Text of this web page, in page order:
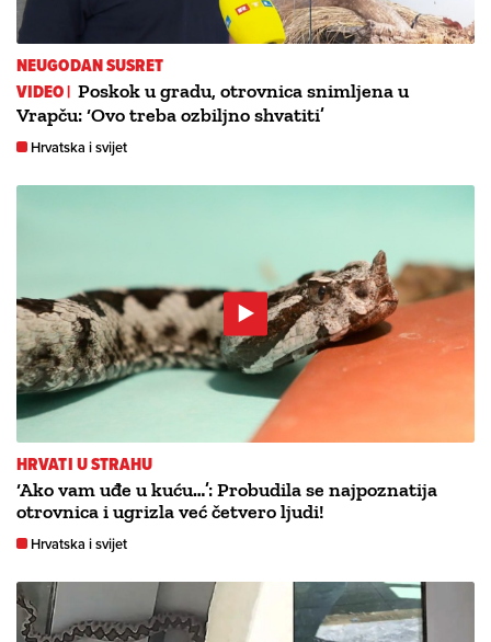
NEUGODAN SUSRET
VIDEO | Poskok u gradu, otrovnica snimljena u
Vrapču: ‘Ovo treba ozbiljno shvatiti’
Hrvatska i svijet
HRVATI U STRAHU
‘Ako vam uđe u kuću…’: Probudila se najpoznatija
otrovnica i ugrizla već četvero ljudi!
Hrvatska i svijet